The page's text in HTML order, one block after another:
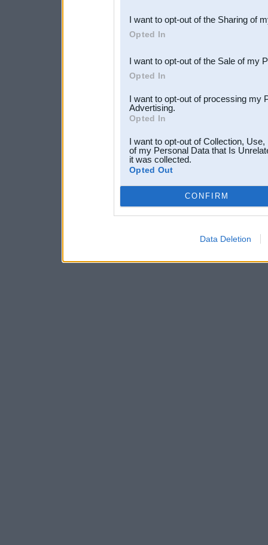
Downstream Participants
third parties.
I want to opt-out of the Sharing of
Opted In
I want to opt-out of the Sale of my
Opted In
I want to opt-out of processing my
Advertising.
Opted In
I want to opt-out of Collection,
of my Personal Data that Is
it was collected.
Opted Out
CONFIRM
Data Deletion